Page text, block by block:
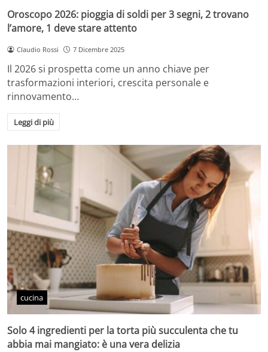
Oroscopo 2026: pioggia di soldi per 3 segni, 2 trovano
l’amore, 1 deve stare attento
Claudio Rossi 7 Dicembre 2025
Il 2026 si prospetta come un anno chiave per
trasformazioni interiori, crescita personale e
rinnovamento…
Leggi di più
cucina
Solo 4 ingredienti per la torta più succulenta che tu
abbia mai mangiato: è una vera delizia